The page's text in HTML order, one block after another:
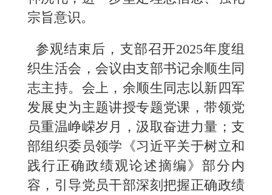
宗旨意识。
参观结束后，支部召开2025年度组
织生活会，会议由支部书记余顺生同
志主持。会上，余顺生同志以新四军
发展史为主题讲授专题党课，带领党
员重温峥嵘岁月，汲取奋进力量；支
部组织委员领学《习近平关于树立和
践行正确政绩观论述摘编》部分内
容，引导党员干部深刻把握正确政绩